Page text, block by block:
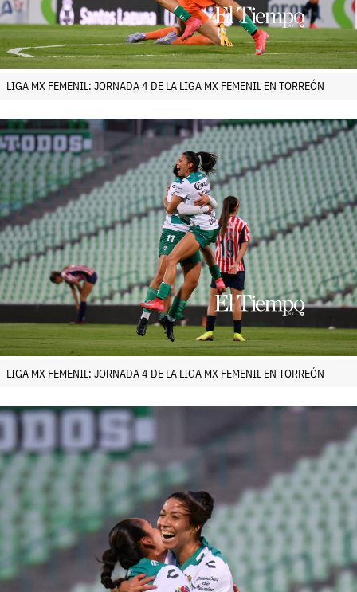
LIGA MX FEMENIL: JORNADA 4 DE LA LIGA MX FEMENIL EN TORREÓN
LIGA MX FEMENIL: JORNADA 4 DE LA LIGA MX FEMENIL EN TORREÓN